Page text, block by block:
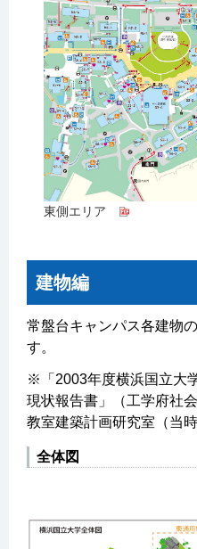
東側エリア
建物編
常盤台キャンパス各建物
す。
※「2003年度横浜国立大
現状報告書」（工学府社
教室建築計画研究室（当
全体図